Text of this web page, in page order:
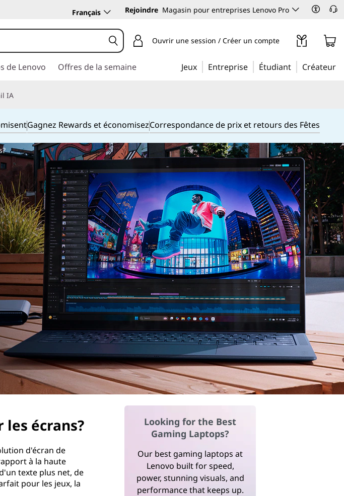
Français Rejoindre Magasin pour entreprises Lenovo Pro
Ouvrir une session / Créer un compte
de Lenovo Offres de la semaine Jeux Entreprise Étudiant Créateur
IA
Gagnez Rewards et économisezCorrespondance de prix et retours des Fêtes
écrans?
d'écran de
à la haute
texte plus net, de
pour les jeux, la
Looking for the Best
Gaming Laptops?
Our best gaming laptops at
Lenovo built for speed,
power, stunning visuals, and
performance that keeps up.